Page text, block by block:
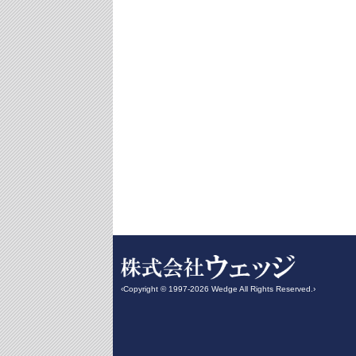
‹Copyright © 1997-2026 Wedge All Rights Reserved.›